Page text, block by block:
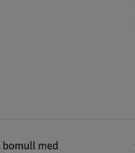
bomull med